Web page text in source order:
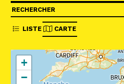
Grouper le filtre des
LISTE CARTE
+
−